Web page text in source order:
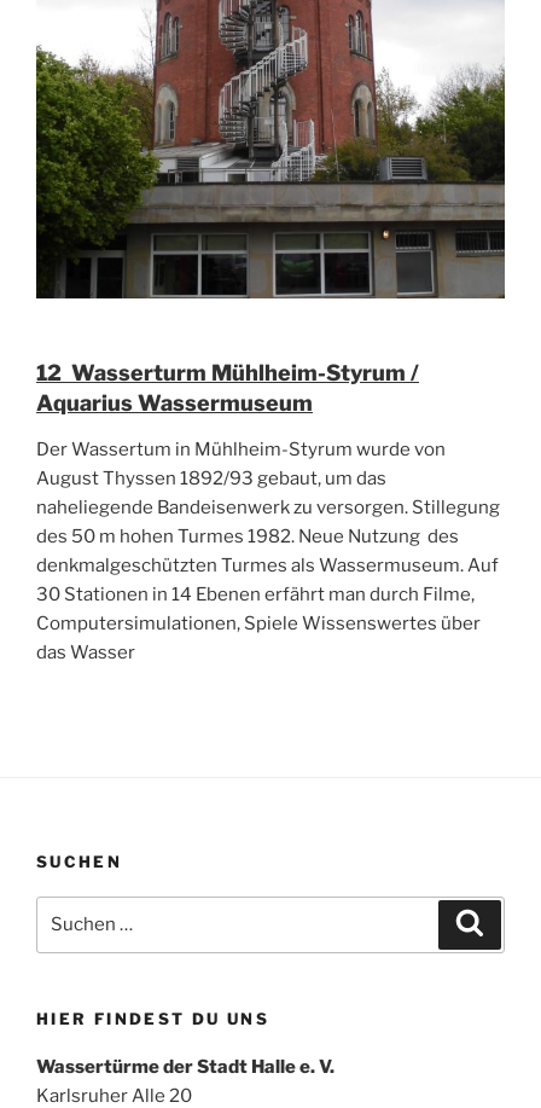
12 Wasserturm Mühlheim-Styrum /
Aquarius Wassermuseum
Der Wassertum in Mühlheim-Styrum wurde von
August Thyssen 1892/93 gebaut, um das
naheliegende Bandeisenwerk zu versorgen. Stillegung
des 50 m hohen Turmes 1982. Neue Nutzung des
denkmalgeschützten Turmes als Wassermuseum. Auf
30 Stationen in 14 Ebenen erfährt man durch Filme,
Computersimulationen, Spiele Wissenswertes über
das Wasser
SUCHEN
nach:
HIER FINDEST DU UNS
Wassertürme der Stadt Halle e. V.
Karlsruher Alle 20